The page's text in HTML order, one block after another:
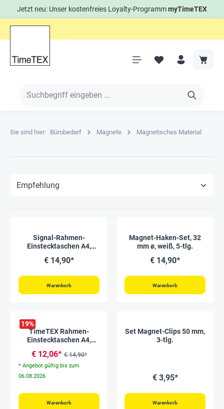
Jetzt neu: Unser kostenfreies Loyalty-ProgrammmyTimeTEX
Sie sind hier: Bürobedarf Magnete Magnetisches Material
Signal-Rahmen-
Einstecktaschen A4,
€ 14,90*
Warenkorb
Magnet-Haken-Set, 32
mm ø, weiß, 5-tlg.
€ 14,90*
Warenkorb
19%
TimeTEX Rahmen-
Einstecktaschen A4,
€ 12,06* € 14,90*
* Angebot gültig bis zum
06.08.2026
Warenkorb
Set Magnet-Clips 50 mm,
3-tlg.
€ 3,95*
Warenkorb